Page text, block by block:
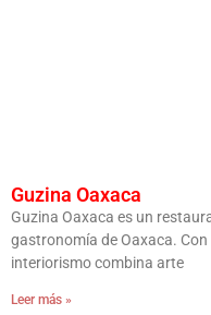
Guzina Oaxaca
Guzina Oaxaca es un
gastronomía de Oaxaca.
interiorismo combina arte
Leer más »